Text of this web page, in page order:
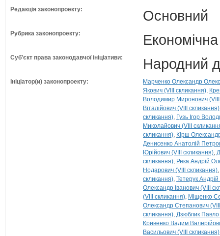
Редакція законопроекту: Основний
Рубрика законопроекту:
Суб'єкт права законодавчої ініціативи: Народний
Ініціатор(и) законопроекту:
Марченко Олександр
Якович (VIII скликання)
Володимир Миронович (VIII
Віталійович (VIII скликання)
скликання) Гузь Ігор
Миколайович (VIII
скликання) Кірш
Денисенко Анатолій
Юрійович (VIII скликання)
скликання) Река Андрій
Нодарович (VIII скликання)
скликання) Тетерук
Олександр Іванович (VIII
(VIII скликання) Міщенко
Олександр Степанович
скликання) Дзюблик Павло
Кривенко Вадим
Васильович (VIII скликання)